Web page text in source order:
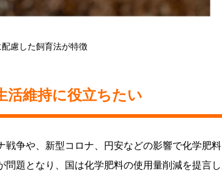
慮した飼育法が特徴
活維持に役立ちたい
争や、新型コロナ、円安などの影響で化学肥料
題となり、国は化学肥料の使用量削減を提言し